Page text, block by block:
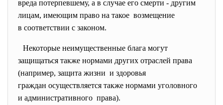
вреда потерпевшему, а в случае его смерти - другим
лицам, имеющим право на такое возмещение
в соответствии с законом.
Некоторые неимущественные блага могут
защищаться также нормами других отраслей права
(например, защита жизни и здоровья
граждан осуществляется также нормами уголовного
и административного права).